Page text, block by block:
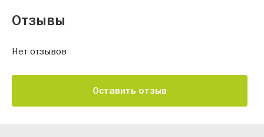
Отзывы
Нет отзывов
Оставить отзыв